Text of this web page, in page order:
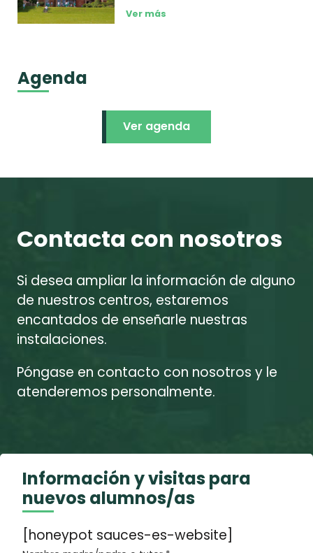
Ver más
Agenda
Ver agenda
Contacta con nosotros
Si desea ampliar la información de alguno
de nuestros centros, estaremos
encantados de enseñarle nuestras
instalaciones.
Póngase en contacto con nosotros y le
atenderemos personalmente.
Información y visitas para
nuevos alumnos/as
[honeypot sauces-es-website]